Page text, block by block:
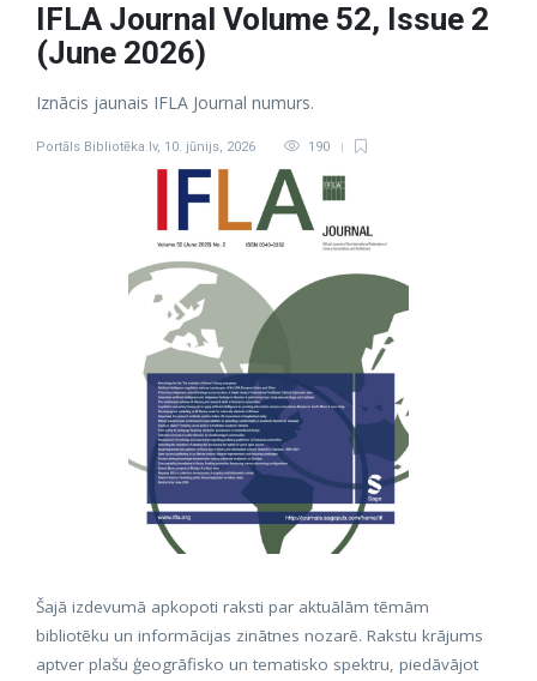
IFLA Journal Volume 52, Issue 2
(June 2026)
Iznācis jaunais IFLA Journal numurs.
Portāls Bibliotēka.lv, 10. jūnijs, 2026 190
Šajā izdevumā apkopoti raksti par aktuālām tēmām
bibliotēku un informācijas zinātnes nozarē. Rakstu krājums
aptver plašu ģeogrāfisko un tematisko spektru, piedāvājot